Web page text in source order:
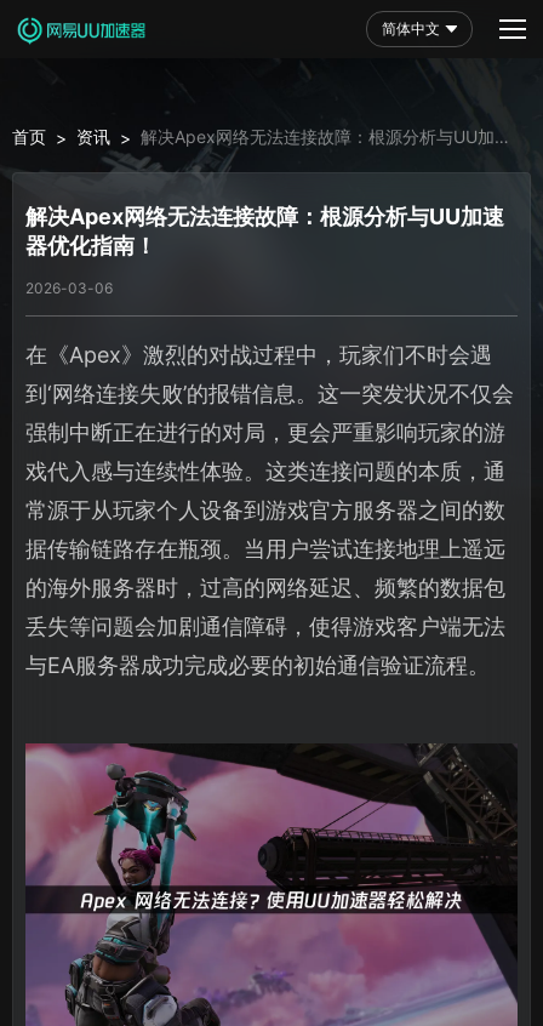
简体中文
首页 > 资讯 > 解决Apex网络无法连接故障：根源分析与UU加速
器优化指南！
解决Apex网络无法连接故障：根源分析与UU加速
器优化指南！
2026-03-06
在《Apex》激烈的对战过程中，玩家们不时会遇
到‘网络连接失败’的报错信息。这一突发状况不仅会
强制中断正在进行的对局，更会严重影响玩家的游
戏代入感与连续性体验。这类连接问题的本质，通
常源于从玩家个人设备到游戏官方服务器之间的数
据传输链路存在瓶颈。当用户尝试连接地理上遥远
的海外服务器时，过高的网络延迟、频繁的数据包
丢失等问题会加剧通信障碍，使得游戏客户端无法
与EA服务器成功完成必要的初始通信验证流程。